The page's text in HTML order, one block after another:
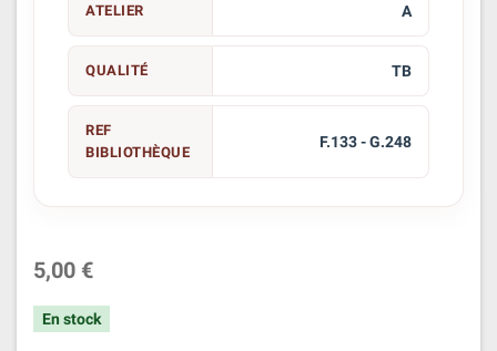
ATELIER A
QUALITÉ TB
REF
BIBLIOTHÈQUE
F.133 - G.248
5,00 €
En stock